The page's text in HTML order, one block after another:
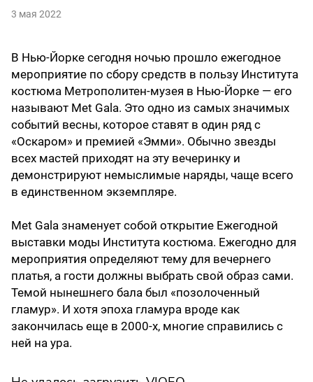
3 мая 2022
В Нью-Йорке сегодня ночью прошло ежегодное
мероприятие по сбору средств в пользу Института
костюма Метрополитен-музея в Нью-Йорке — его
называют Met Gala. Это одно из самых значимых
событий весны, которое ставят в один ряд с
«Оскаром» и премией «Эмми». Обычно звезды
всех мастей приходят на эту вечеринку и
демонстрируют немыслимые наряды, чаще всего
в единственном экземпляре.
Met Gala знаменует собой открытие Ежегодной
выставки моды Института костюма. Ежегодно для
мероприятия определяют тему для вечернего
платья, а гости должны выбрать свой образ сами.
Темой нынешнего бала был «позолоченный
гламур». И хотя эпоха гламура вроде как
закончилась еще в 2000-х, многие справились с
ней на ура.